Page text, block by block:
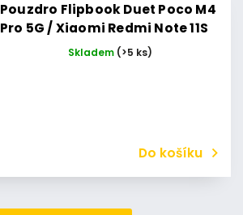
Pouzdro Flipbook Duet Poco M4
Pro 5G / Xiaomi Redmi Note 11S
5G (Černé)Skladem (>5 ks)
Do košíku